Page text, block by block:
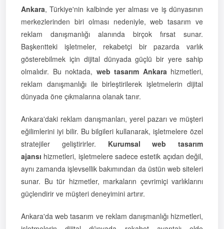
Ankara, Türkiye'nin kalbinde yer alması ve iş dünyasının
merkezlerinden biri olması nedeniyle, web tasarım ve
reklam danışmanlığı alanında birçok fırsat sunar.
Başkentteki işletmeler, rekabetçi bir pazarda varlık
gösterebilmek için dijital dünyada güçlü bir yere sahip
olmalıdır. Bu noktada, web tasarım Ankara hizmetleri,
reklam danışmanlığı ile birleştirilerek işletmelerin dijital
dünyada öne çıkmalarına olanak tanır.
Ankara'daki reklam danışmanları, yerel pazarı ve müşteri
eğilimlerini iyi bilir. Bu bilgileri kullanarak, işletmelere özel
stratejiler geliştirirler. Kurumsal web tasarım
ajansı hizmetleri, işletmelere sadece estetik açıdan değil,
aynı zamanda işlevsellik bakımından da üstün web siteleri
sunar. Bu tür hizmetler, markaların çevrimiçi varlıklarını
güçlendirir ve müşteri deneyimini artırır.
Ankara'da web tasarım ve reklam danışmanlığı hizmetleri,